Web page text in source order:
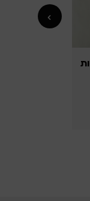
אוויר